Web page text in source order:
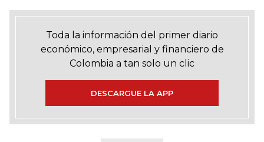
Toda la información del primer diario
económico, empresarial y financiero de
Colombia a tan solo un clic
DESCARGUE LA APP